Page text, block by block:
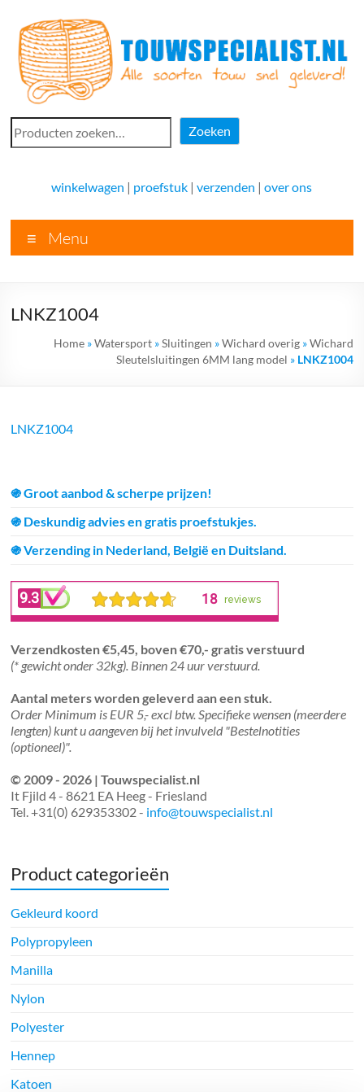
naar
inhoud
Touwspecialist.nl
voor
vele
soorten
goed
Zoeken
Zoeken
winkelwagen | proefstuk |verzenden |over ons
Menu
LNKZ1004
Home»Watersport»Sluitingen »Wichard overig»Wichard
Sleutelsluitingen 6MM lang model » LNKZ1004
LNKZ1004
֍ Groot aanbod & scherpe prijzen!
֍ Deskundig advies en gratis proefstukjes.
֍ Verzending in Nederland, België en Duitsland.
Verzendkosten €5,45, boven €70,- gratis verstuurd
(* gewicht onder 32kg). Binnen 24 uur verstuurd.
Aantal meters worden geleverd aan een stuk.
Order Minimum is EUR 5,- excl btw. Specifieke wensen (meerdere
lengten) kunt u aangeven bij het invulveld "Bestelnotities
(optioneel)".
© 2009 - 2026 | Touwspecialist.nl
It Fjild 4 - 8621 EA Heeg - Friesland
Tel. +31(0) 629353302 - info@touwspecialist.nl
Product categorieën
Gekleurd koord
Polypropyleen
Manilla
Nylon
Polyester
Hennep
Katoen